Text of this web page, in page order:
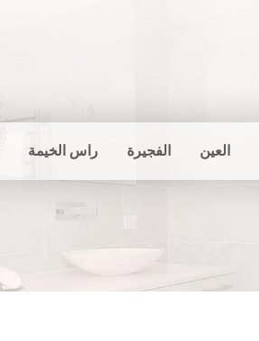
العين الفجيرة راس الخيمة